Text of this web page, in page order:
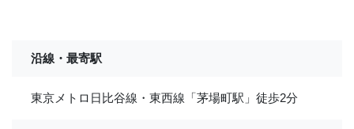
沿線・最寄駅
東京メトロ日比谷線・東西線「茅場町駅」徒歩2分